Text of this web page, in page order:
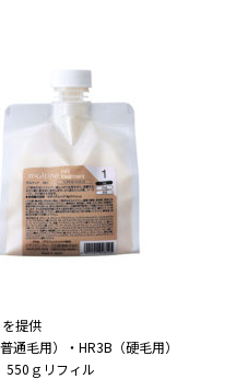
提供
通毛用）・HR3B（硬毛用）
ｇリフィル